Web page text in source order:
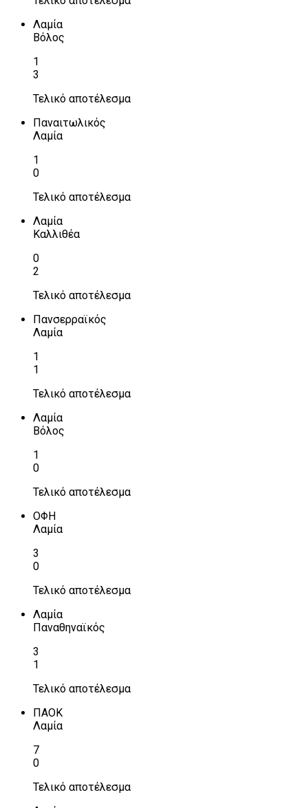
Λαμία
Βόλος
1
3
Τελικό αποτέλεσμα
Παναιτωλικός
Λαμία
1
0
Τελικό αποτέλεσμα
Λαμία
Καλλιθέα
0
2
Τελικό αποτέλεσμα
Πανσερραϊκός
Λαμία
1
1
Τελικό αποτέλεσμα
Λαμία
Βόλος
1
0
Τελικό αποτέλεσμα
ΟΦΗ
Λαμία
3
0
Τελικό αποτέλεσμα
Λαμία
Παναθηναϊκός
3
1
Τελικό αποτέλεσμα
ΠΑΟΚ
Λαμία
7
0
Τελικό αποτέλεσμα